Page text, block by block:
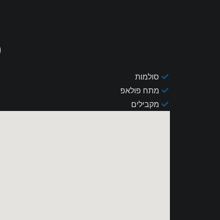
סולמות
מתח פולאפ
מקבילים